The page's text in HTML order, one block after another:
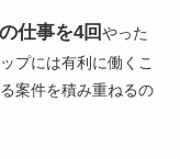
仕事を4回やった
プには有利に働くこ
案件を積み重ねるの